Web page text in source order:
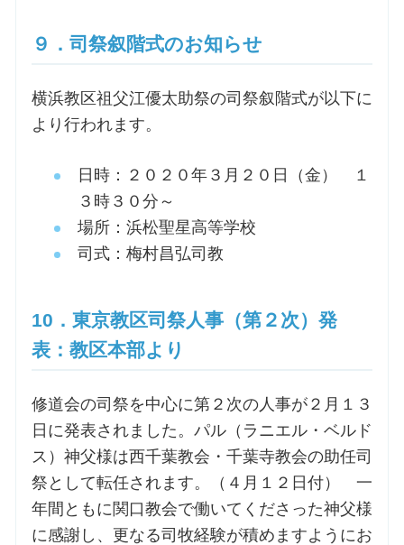
９．司祭叙階式のお知らせ
横浜教区祖父江優太助祭の司祭叙階式が以下に
より行われます。
日時：２０２０年３月２０日（金） １
３時３０分～
場所：浜松聖星高等学校
司式：梅村昌弘司教
10．東京教区司祭人事（第２次）発
表：教区本部より
修道会の司祭を中心に第２次の人事が２月１３
日に発表されました。パル（ラニエル・ベルド
ス）神父様は西千葉教会・千葉寺教会の助任司
祭として転任されます。（４月１２日付） 一
年間ともに関口教会で働いてくださった神父様
に感謝し、更なる司牧経験が積めますようにお